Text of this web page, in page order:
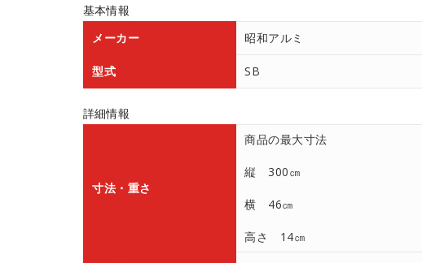
基本情報
メーカー
昭和アルミ
型式 SB
詳細情報
寸法・重さ
商品の最大寸法
縦 300㎝
横 46㎝
高さ 14㎝